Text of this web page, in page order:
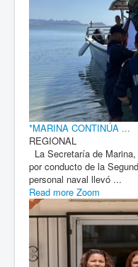
*MARINA CONTINÚA ...
REGIONAL
La Secretaría de
por conducto de la
personal naval llevó ...
Read more Zoom